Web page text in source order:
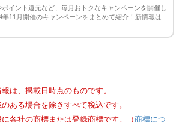
イント還元など、毎月おトクなキャンペーンを開催し
11月開催のキャンペーンをまとめて紹介！新情報は
は、掲載日時点のものです。
ある場合を除きすべて税込です。
各社の商標または登録商標です。（商標につ